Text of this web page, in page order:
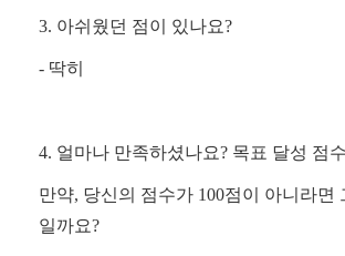
3. 아쉬웠던 점이 있나요?
- 딱히
4. 얼마나 만족하셨나요? 목표 달성 점수
만약, 당신의 점수가 100점이 아니라면
일까요?